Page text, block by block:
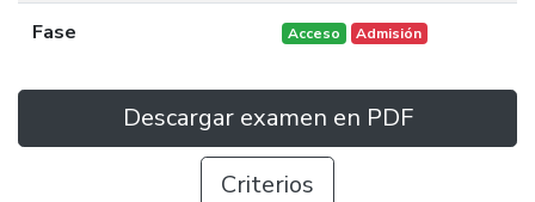
Fase Acceso Admisión
Descargar examen en PDF
Criterios